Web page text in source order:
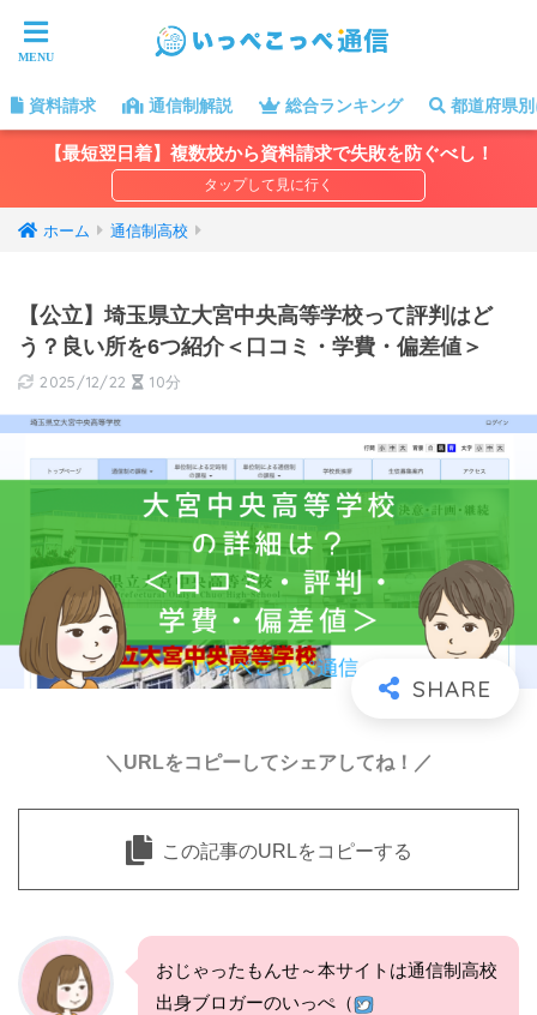
資料請求 通信制解説 総合ランキング 都道府県
【最短翌日着】複数校から資料請求で失敗を防ぐべし！
ホーム 通信制高校
【公立】埼玉県立大宮中央高等学校って評判はど
う？良い所を6つ紹介＜口コミ・学費・偏差値＞
2025/12/22 10分
＼URLをコピーしてシェアしてね！／
この記事のURLをコピーする
おじゃったもんせ～本サイトは通信制高校
出身ブロガーのいっぺ（